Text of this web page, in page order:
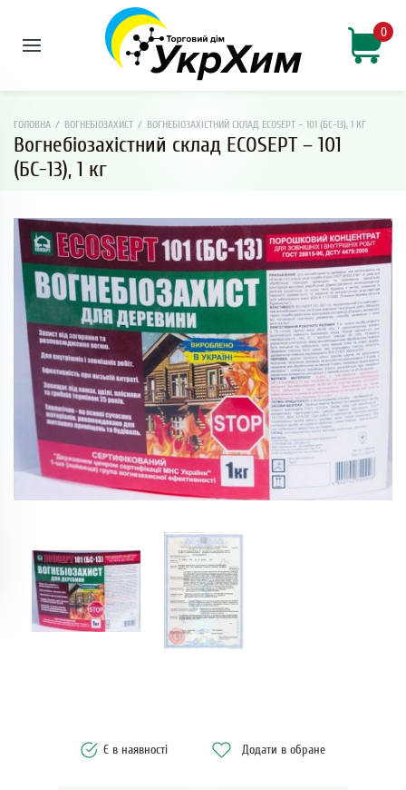
0
ГОЛОВНА / ВОГНЕБІОЗАХИСТ / ВОГНЕБІОЗАХІСТНИЙ СКЛАД ECOSEPT – 101 (БС-13), 1 КГ
Вогнебіозахістний склад ECOSEPT – 101
(БС-13), 1 кг
Є в наявності Додати в обране